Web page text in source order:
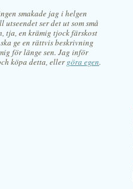
smakade jag i helgen
ser det ut som små
tja, en krämig tjock färskost
ge en rättvis beskrivning
för länge sen. Jag inför
köpa detta, ellergöra egen.